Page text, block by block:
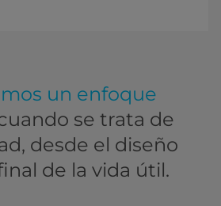
un enfoque
se trata de
desde el diseño
de la vida útil.